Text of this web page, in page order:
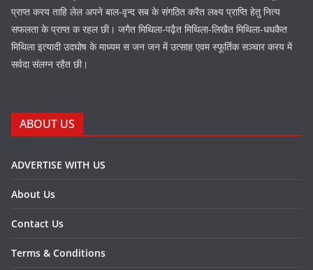
प्राप्त करय ताहि लेल अपने बाल-वृन्द सब के संगठित करैत लक्ष्य प्राप्ति हेतु नित्य
सफलता के प्राप्त क रहल छी। जगैत मिथिला-पढ़ैत मिथिला-लिखैत मिथिला-धधकैत
मिथिला इत्यादी उदघोष के माध्यम स जन जन में उत्साह एवम स्फूर्तिक सञ्चार करय में
सर्वदा संलग्न रहैत छी।
ABOUT US
ADVERTISE WITH US
About Us
Contact Us
Terms & Conditions